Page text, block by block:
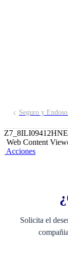
Seguro y
Web Content
Acciones
Solicita el